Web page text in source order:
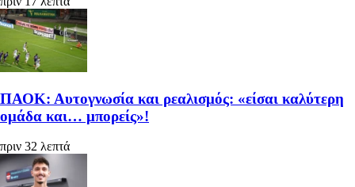
ΠΑΟΚ: Αυτογνωσία και ρεαλισμός: «είσαι καλύτερη
ομάδα και… μπορείς»!
πριν 32 λεπτά